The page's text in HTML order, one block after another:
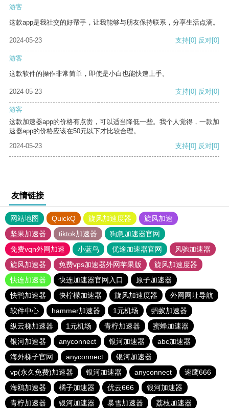
游客
这款app是我社交的好帮手，让我能够与朋友保持联系，分享生活点滴。
2024-05-23 支持[0] 反对[0]
游客
这款软件的操作非常简单，即使是小白也能快速上手。
2024-05-23 支持[0] 反对[0]
游客
这款加速器app的价格有点贵，可以适当降低一些。我个人觉得，一款加
速器app的价格应该在50元以下才比较合理。
2024-05-23
支持[0] 反对[0]
友情链接
网站地图 QuickQ 旋风加速度器
旋风加速
坚果加速器
tiktok加速器
狗急加速器官网
免费vqn外网加速
小蓝鸟 优途加速器官网
风驰加速器
旋风加速器
免费vps加速器外网苹果版
旋风加速度器
快连加速器
快连加速器官网入口
原子加速器
快鸭加速器
快柠檬加速器 旋风加速度器
外网网址导航
软件中心
hammer加速器 1元机场
蚂蚁加速器
纵云梯加速器
1元机场 青柠加速器
蜜蜂加速器
银河加速器
anyconnect 银河加速器
abc加速器
海外梯子官网
anyconnect
银河加速器
vp(永久免费)加速器
银河加速器 anyconnect
速鹰666
海鸥加速器
橘子加速器 优云666
银河加速器
青柠加速器
银河加速器 暴雪加速器 荔枝加速器